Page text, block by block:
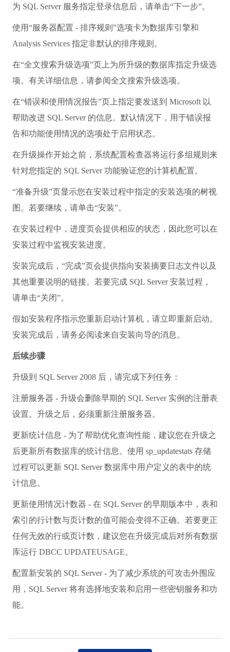
为 SQL Server 服务指定登录信息后，请单击“下一步”。
使用“服务器配置 - 排序规则”选项卡为数据库引擎和
Analysis Services 指定非默认的排序规则。
在“全文搜索升级选项”页上为所升级的数据库指定升级选
项。有关详细信息，请参阅全文搜索升级选项。
在“错误和使用情况报告”页上指定要发送到 Microsoft 以
帮助改进 SQL Server 的信息。默认情况下，用于错误报
告和功能使用情况的选项处于启用状态。
在升级操作开始之前，系统配置检查器将运行多组规则来
针对您指定的 SQL Server 功能验证您的计算机配置。
“准备升级”页显示您在安装过程中指定的安装选项的树视
图。若要继续，请单击“安装”。
在安装过程中，进度页会提供相应的状态，因此您可以在
安装过程中监视安装进度。
安装完成后，“完成”页会提供指向安装摘要日志文件以及
其他重要说明的链接。若要完成 SQL Server 安装过程，
请单击“关闭”。
假如安装程序指示您重新启动计算机，请立即重新启动。
安装完成后，请务必阅读来自安装向导的消息。
后续步骤
升级到 SQL Server 2008 后，请完成下列任务：
注册服务器 - 升级会删除早期的 SQL Server 实例的注册表
设置。升级之后，必须重新注册服务器。
更新统计信息 - 为了帮助优化查询性能，建议您在升级之
后更新所有数据库的统计信息。使用 sp_updatestats 存储
过程可以更新 SQL Server 数据库中用户定义的表中的统
计信息。
更新使用情况计数器 - 在 SQL Server 的早期版本中，表和
索引的行计数与页计数的值可能会变得不正确。若要更正
任何无效的行或页计数，建议您在升级完成后对所有数据
库运行 DBCC UPDATEUSAGE。
配置新安装的 SQL Server - 为了减少系统的可攻击外围应
用，SQL Server 将有选择地安装和启用一些密钥服务和功
能。